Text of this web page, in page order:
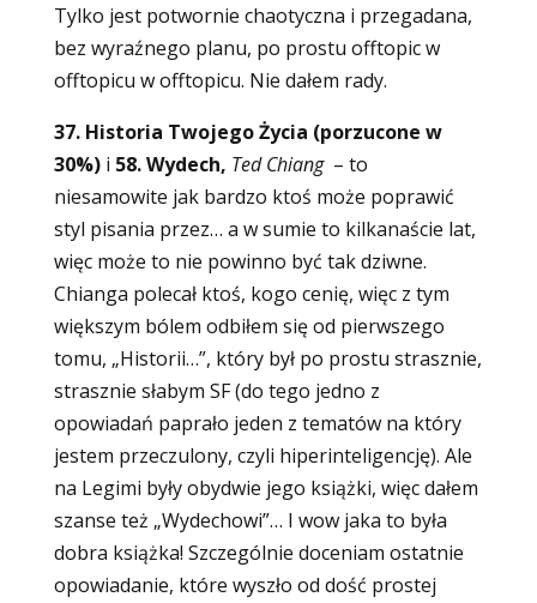
Tylko jest potwornie chaotyczna i przegadana,
bez wyraźnego planu, po prostu offtopic w
offtopicu w offtopicu. Nie dałem rady.
37. Historia Twojego Życia (porzucone w
30%) i 58. Wydech, Ted Chiang– to
niesamowite jak bardzo ktoś może poprawić
styl pisania przez… a w sumie to kilkanaście lat,
więc może to nie powinno być tak dziwne.
Chianga polecał ktoś, kogo cenię, więc z tym
większym bólem odbiłem się od pierwszego
tomu, „Historii…”, który był po prostu strasznie,
strasznie słabym SF (do tego jedno z
opowiadań paprało jeden z tematów na który
jestem przeczulony, czyli hiperinteligencję). Ale
na Legimi były obydwie jego książki, więc dałem
szanse też „Wydechowi”… I wow jaka to była
dobra książka! Szczególnie doceniam ostatnie
opowiadanie, które wyszło od dość prostej